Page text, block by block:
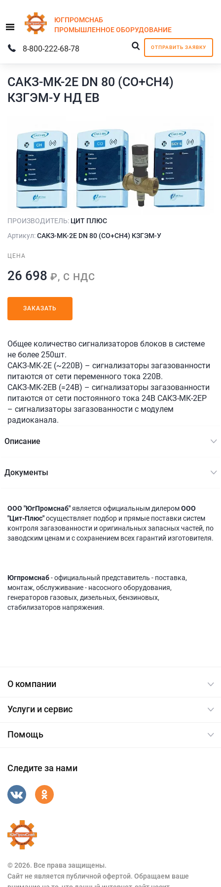
Menu
ЮГПРОМСНАБ
ПРОМЫШЛЕННОЕОБОРУДОВАНИЕ
ОТПРАВИТЬ ЗАЯВКУ
8-800-222-68-78
САКЗ-МК-2Е DN 80 (СО+СН4)
КЗГЭМ-У НД ЕВ
ПРОИЗВОДИТЕЛЬ: ЦИТ ПЛЮС
Артикул:САКЗ-МК-2Е DN 80 (СО+СН4) КЗГЭМ-У
ЦЕНА
26 698 ₽, С НДС
ЗАКАЗАТЬ
Общее количество сигнализаторов блоков в системе
не более 250шт.
САКЗ-МК-2Е (~220В) – сигнализаторы загазованности
питаются от сети переменного тока 220В.
САКЗ-МК-2ЕВ (=24В) – сигнализаторы загазованности
питаются от сети постоянного тока 24В САКЗ-МК-2ЕР
– сигнализаторы загазованности с модулем
радиоканала.
Описание
Документы
ООО "ЮгПромснаб"является официальным дилеромООО
"Цит-Плюс"осуществляет подбор и прямые поставки систем
контроля загазованности и оригинальных запасных частей, по
заводским ценам и с сохранением всех гарантий изготовителя.
Югпромснаб- официальный представитель - поставка,
монтаж, обслуживание - насосного оборудования,
генераторов газовых, дизельных, бензиновых,
стабилизаторов напряжения.
О компании
Услуги и сервис
Помощь
Следите за нами
© 2026. Все права защищены.
Сайт не является публичной офертой. Обращаем ваше